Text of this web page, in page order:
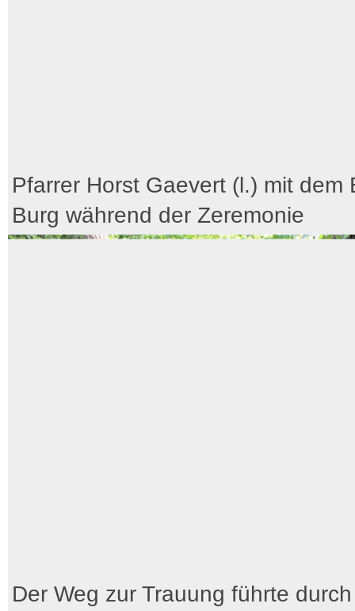
Pfarrer Horst Gaevert (l.) mit dem
Burg während der Zeremonie
Der Weg zur Trauung führte